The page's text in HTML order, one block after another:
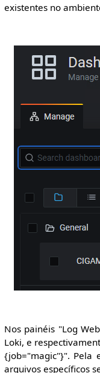
existentes no
Nos painéis "Log
Loki, e
{job="magic"}". Pela
arquivos específicos